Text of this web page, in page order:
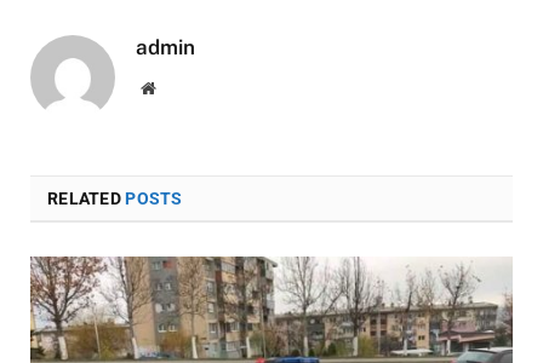
admin
Website
RELATEDPOSTS